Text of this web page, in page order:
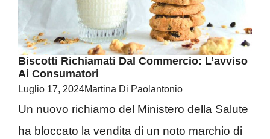
Biscotti Richiamati Dal Commercio: L’avviso
Ai Consumatori
Luglio 17, 2024Martina Di Paolantonio
Un nuovo richiamo del Ministero della Salute
ha bloccato la vendita di un noto marchio di